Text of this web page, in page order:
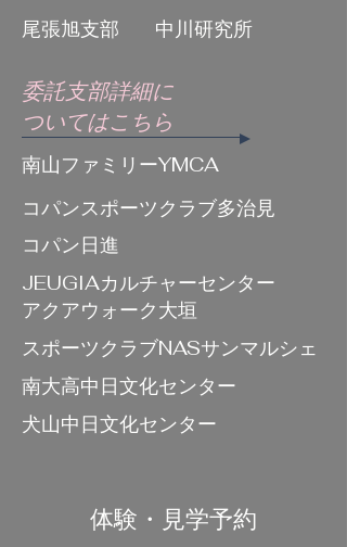
​尾張旭支部
中川研究所
委託支部詳細に
ついてはこちら
南山ファミリーYMCA
​コパンスポーツクラブ多治見
コパン日進
JEUGIAカルチャーセンター
​アクアウォーク大垣
スポーツクラブNASサンマルシェ
南大高中日文化センター
犬山中日文化センター
体験・見学予約